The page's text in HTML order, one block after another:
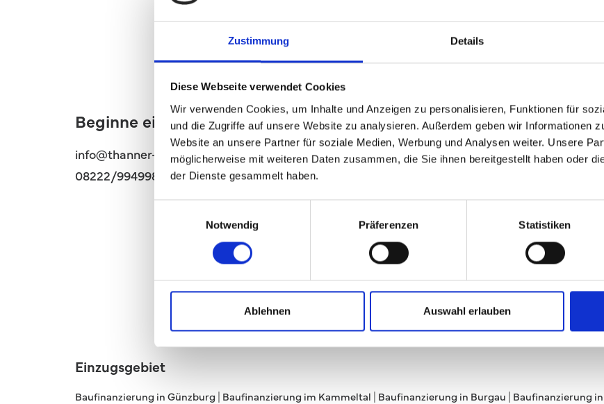
Zustimmung Details
Diese Webseite verwendet Cookies
Wir verwenden Cookies, um Inhalte und Anzeigen zu personalisieren, Funktionen für
und die Zugriffe auf unsere Website zu analysieren. Außerdem geben wir Informationen
Website an unsere Partner für soziale Medien, Werbung und Analysen weiter. Unsere
möglicherweise mit weiteren Daten zusammen, die Sie ihnen bereitgestellt haben oder
der Dienste gesammelt haben.
Notwendig
Präferenzen Statistiken
Ablehnen Auswahl erlauben
Beginne ein Gespräch
info@thanner-vm.de
08222/9949986
Erkunde
Home
Digitale Selbstauskunft
Jobangebote
Für Makler aus der Region
Von-
Einzugsgebiet
Baufinanzierung in Günzburg | Baufinanzierung im Kammeltal | Baufinanzierung in Burgau | Baufinanzierung